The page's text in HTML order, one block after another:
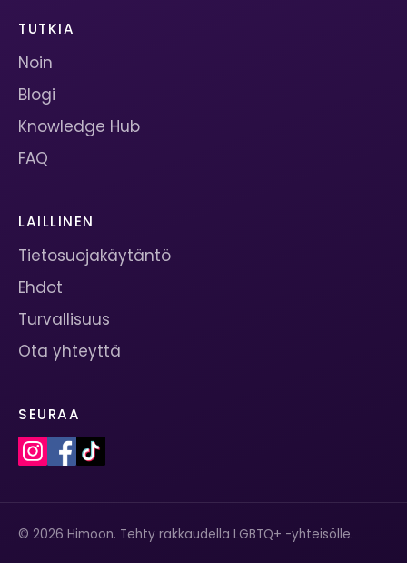
TUTKIA
Noin
Blogi
Knowledge Hub
FAQ
LAILLINEN
Tietosuojakäytäntö
Ehdot
Turvallisuus
Ota yhteyttä
SEURAA
© 2026 Himoon. Tehty rakkaudella LGBTQ+ -yhteisölle.